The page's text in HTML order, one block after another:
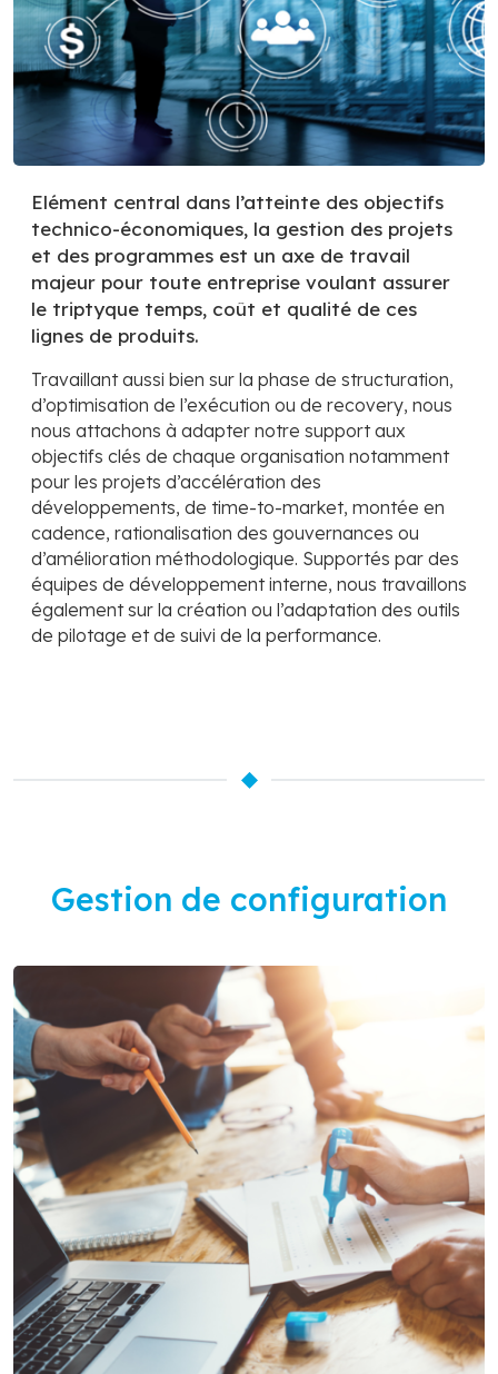
Elément central dans l’atteinte des objectifs
technico-économiques, la gestion des projets
et des programmes est un axe de travail
majeur pour toute entreprise voulant assurer
le triptyque temps, coût et qualité de ces
lignes de produits.
Travaillant aussi bien sur la phase de structuration,
d’optimisation de l’exécution ou de recovery, nous
nous attachons à adapter notre support aux
objectifs clés de chaque organisation notamment
pour les projets d’accélération des
développements, de time-to-market, montée en
cadence, rationalisation des gouvernances ou
d’amélioration méthodologique. Supportés par des
équipes de développement interne, nous travaillons
également sur la création ou l’adaptation des outils
de pilotage et de suivi de la performance.
Gestion de configuration